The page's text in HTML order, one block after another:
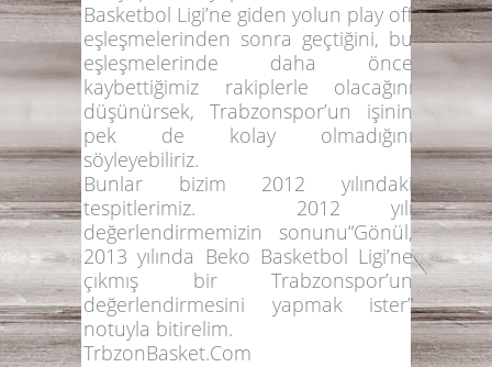
Basketbol Ligi’ne giden yolun play off
eşleşmelerinden sonra geçtiğini, bu
eşleşmelerinde daha önce
kaybettiğimiz rakiplerle olacağını
düşünürsek, Trabzonspor’un işinin
pek de kolay olmadığını
söyleyebiliriz.
Bunlar bizim 2012 yılındaki
tespitlerimiz. 2012 yılı
değerlendirmemizin sonunu“Gönül,
2013 yılında Beko Basketbol Ligi’ne
çıkmış bir Trabzonspor’un
değerlendirmesini yapmak ister”
notuyla bitirelim.
TrbzonBasket.Com